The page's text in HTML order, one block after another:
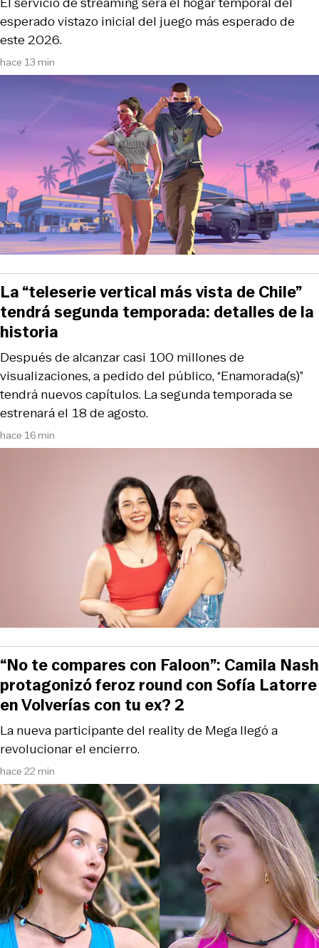
hace 13 min
esperado vistazo inicial del juego más esperado de
este 2026.
hace 16 min
Después de alcanzar casi 100 millones de
visualizaciones, a pedido del público, “Enamorada(s)”
tendrá nuevos capítulos. La segunda temporada se
estrenará el 18 de agosto.
La “teleserie vertical más vista de Chile”
tendrá segunda temporada: detalles de la
historia
hace 22 min
La nueva participante del reality de Mega llegó a
revolucionar el encierro.
“No te compares con Faloon”: Camila Nash
protagonizó feroz round con Sofía Latorre
en Volverías con tu ex? 2